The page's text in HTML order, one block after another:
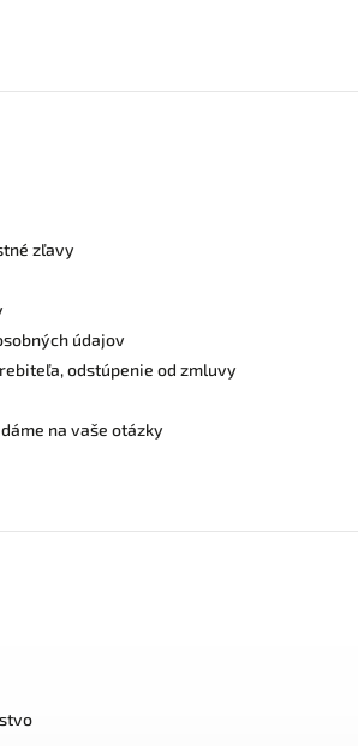
zľavy
údajov
odstúpenie od zmluvy
na vaše otázky